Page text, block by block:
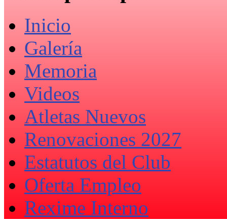
Inicio
Galería
Memoria
Videos
Atletas Nuevos
Renovaciones 2027
Estatutos del Club
Oferta Empleo
Rexime Interno